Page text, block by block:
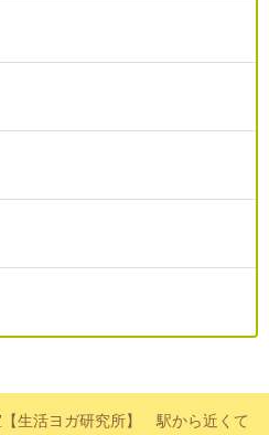
生活ヨガ研究所】 駅から近くて